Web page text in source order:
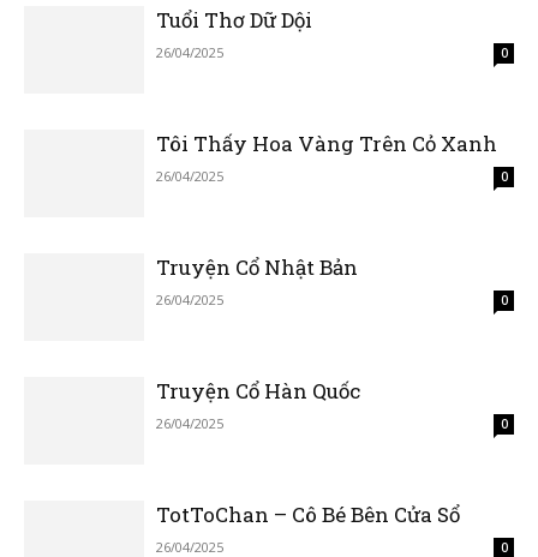
Tuổi Thơ Dữ Dội
26/04/2025 0
Tôi Thấy Hoa Vàng Trên Cỏ Xanh
26/04/2025 0
Truyện Cổ Nhật Bản
26/04/2025 0
Truyện Cổ Hàn Quốc
26/04/2025 0
TotToChan – Cô Bé Bên Cửa Sổ
26/04/2025 0